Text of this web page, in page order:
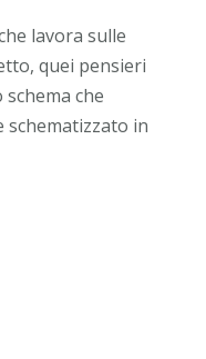
lavora sulle
quei pensieri
che
schematizzato in